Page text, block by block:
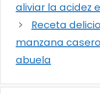
aliviar la acidez
Receta
manzana
abuela